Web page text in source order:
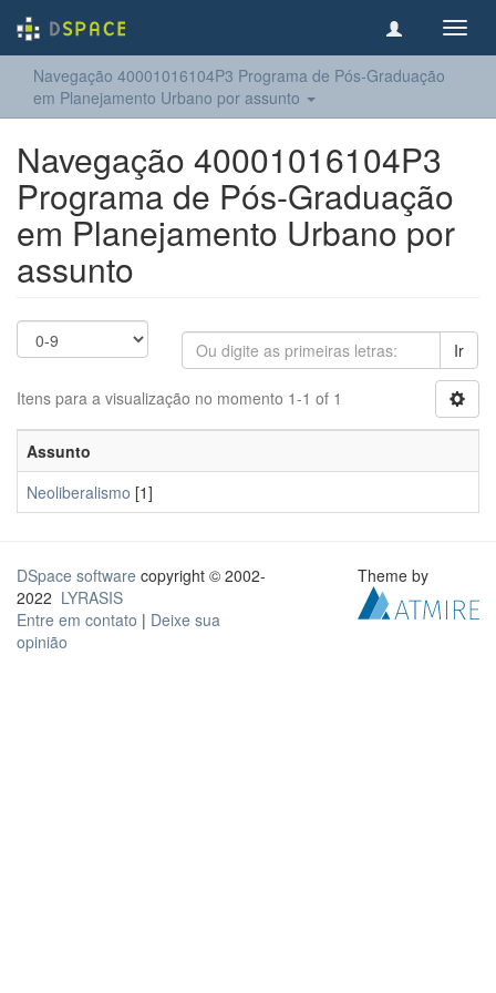
Navegação 40001016104P3 Programa de Pós-Graduação
em Planejamento Urbano por assunto
Navegação 40001016104P3
Programa de Pós-Graduação
em Planejamento Urbano por
assunto
Ir
Itens para a visualização no momento 1-1 of 1
Assunto
Neoliberalismo [1]
DSpace software copyright © 2002-
2022 LYRASIS
Entre em contato | Deixe sua
opinião
Theme by